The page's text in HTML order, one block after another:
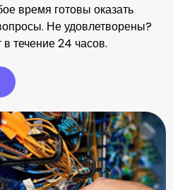
время готовы оказать
Не удовлетворены?
течение 24 часов.